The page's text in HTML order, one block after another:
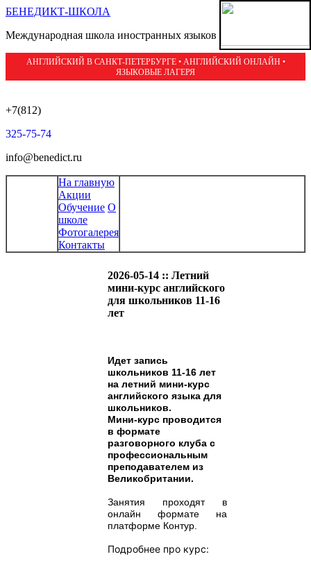
БЕНЕДИКТ-ШКОЛА
Международная школа иностранных языков
АНГЛИЙСКИЙ В САНКТ-ПЕТЕРБУРГЕ • АНГЛИЙСКИЙ ОНЛАЙН •
ЯЗЫКОВЫЕ ЛАГЕРЯ
+7(812)
325-75-74
info@benedict.ru
На главную
Акции
Обучение О
школе
Фотогалерея
Контакты
2026-05-14 :: Летний
мини-курс английского
для школьников 11-16
лет
Идет запись
школьников 11-16 лет
на летний мини-курс
английского языка для
школьников.
Мини-курс проводится
в формате
разговорного клуба с
профессиональным
преподавателем из
Великобритании.
Занятия проходят в
онлайн формате на
платформе Контур.
Подробнее про курс: